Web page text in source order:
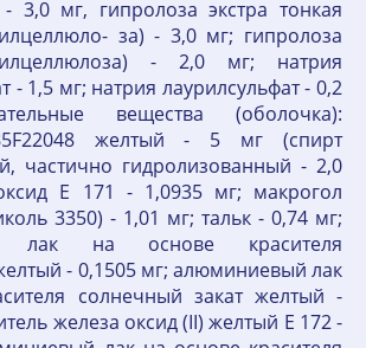
3,0 мг, гипролоза экстра тонкая
за) - 3,0 мг; гипролоза
- 2,0 мг; натрия
- 1,5 мг; натрия лаурилсульфат - 0,2
вещества (оболочка):
желтый - 5 мг (спирт
частично гидролизованный - 2,0
Е 171 - 1,0935 мг; макрогол
3350) - 1,01 мг; тальк - 0,74 мг;
лак на основе красителя
- 0,1505 мг; алюминиевый лак
солнечный закат желтый -
железа оксид (II) желтый Е 172 -